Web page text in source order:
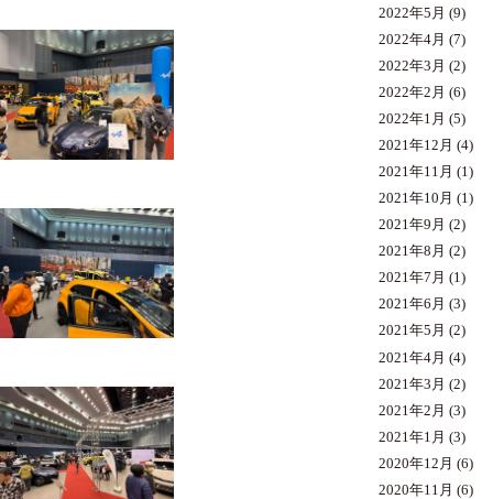
2022年5月 (9)
2022年4月 (7)
2022年3月 (2)
2022年2月 (6)
2022年1月 (5)
2021年12月 (4)
2021年11月 (1)
2021年10月 (1)
2021年9月 (2)
2021年8月 (2)
2021年7月 (1)
2021年6月 (3)
2021年5月 (2)
2021年4月 (4)
2021年3月 (2)
2021年2月 (3)
2021年1月 (3)
2020年12月 (6)
2020年11月 (6)